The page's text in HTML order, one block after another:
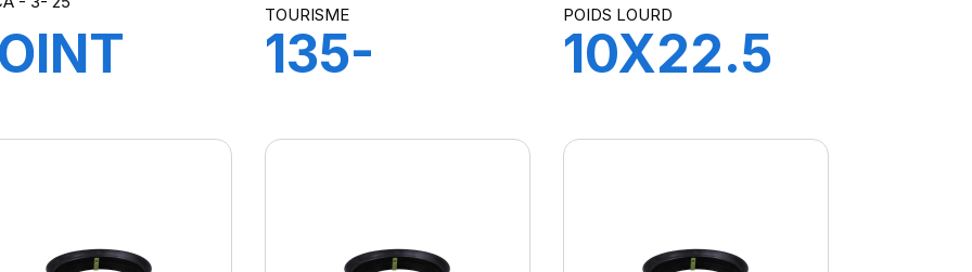
TOURISME
135-
POIDS LOURD
10X22.5